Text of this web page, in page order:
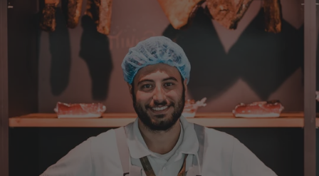
Pakete. Bin Rentnerin und brauche nicht so
viel.
Verifizierter Kunde
Tolles Angebot, Qualität und Geschmack -
Note 1